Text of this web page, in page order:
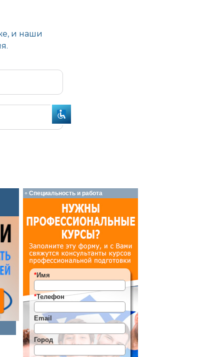
Специальность и работа
*Имя
*Телефон
Email
Город